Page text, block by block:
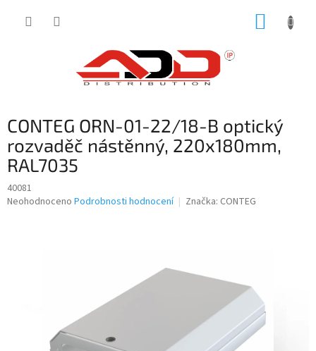
CONTEG ORN-01-22/18-B optický
rozvaděč nástěnný, 220x180mm,
RAL7035
40081
Průměrné
Neohodnoceno Podrobnosti hodnocení Značka: CONTEG